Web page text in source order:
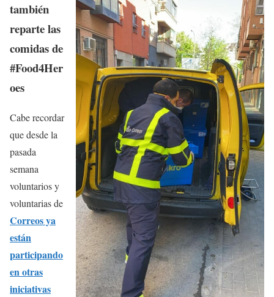
también
reparte las
comidas de
#Food4Her
oes
Cabe recordar
que desde la
pasada
semana
voluntarios y
voluntarias de
Correos ya
están
participando
en otras
iniciativas